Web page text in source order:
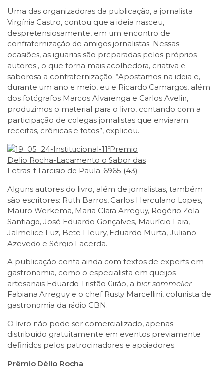
Uma das organizadoras da publicação, a jornalista
Virgínia Castro, contou que a ideia nasceu,
despretensiosamente, em um encontro de
confraternização de amigos jornalistas. Nessas
ocasiões, as iguarias são preparadas pelos próprios
autores , o que torna mais acolhedora, criativa e
saborosa a confraternização. “Apostamos na ideia e,
durante um ano e meio, eu e Ricardo Camargos, além
dos fotógrafos Marcos Alvarenga e Carlos Avelin,
produzimos o material para o livro, contando com a
participação de colegas jornalistas que enviaram
receitas, crônicas e fotos”, explicou.
Alguns autores do livro, além de jornalistas, também
são escritores: Ruth Barros, Carlos Herculano Lopes,
Mauro Werkema, Maria Clara Arreguy, Rogério Zola
Santiago, José Eduardo Gonçalves, Maurício Lara,
Jalmelice Luz, Bete Fleury, Eduardo Murta, Juliano
Azevedo e Sérgio Lacerda.
A publicação conta ainda com textos de experts em
gastronomia, como o especialista em queijos
artesanais Eduardo Tristão Girão, a bier sommelier
Fabiana Arreguy e o chef Rusty Marcellini, colunista de
gastronomia da rádio CBN.
O livro não pode ser comercializado, apenas
distribuído gratuitamente em eventos previamente
definidos pelos patrocinadores e apoiadores.
Prêmio Délio Rocha